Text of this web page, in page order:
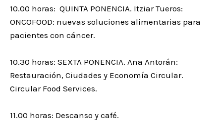
10.00 horas: QUINTA PONENCIA. Itziar Tueros:
ONCOFOOD: nuevas soluciones alimentarias para
pacientes con cáncer.
10.30 horas: SEXTA PONENCIA. Ana Antorán:
Restauración, Ciudades y Economía Circular.
Circular Food Services.
11.00 horas: Descanso y café.